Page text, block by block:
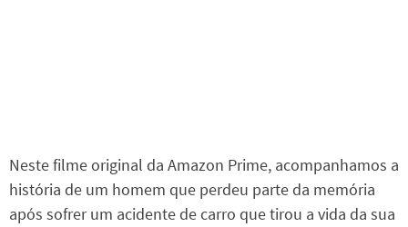
Neste filme original da Amazon Prime, acompanhamos a
história de um homem que perdeu parte da memória
após sofrer um acidente de carro que tirou a vida da sua